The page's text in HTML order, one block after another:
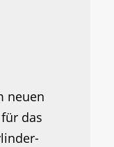
neuen
das